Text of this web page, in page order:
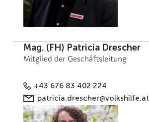
Mag. (FH) Patricia Drescher
Mitglied der Geschäftsleitung
+43 676 83 402 224
patricia.drescher@volkshilfe.at